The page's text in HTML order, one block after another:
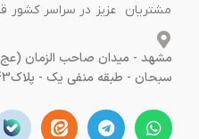
مشتریان عزیز در سراسر کشور
مشهد - میدان صاحب الزمان
سبحان - طبقه منفی یک - پلاک43